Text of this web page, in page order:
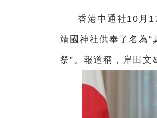
香港中通社10月
靖國神社供奉了名為“
祭”。報道稱，岸田文